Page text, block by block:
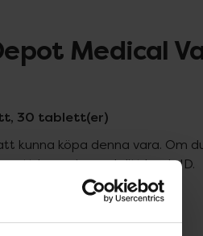
Medical
30 tablett(er)
kunna köpa denna vara. Om
att logga in med ditt bank-ID.